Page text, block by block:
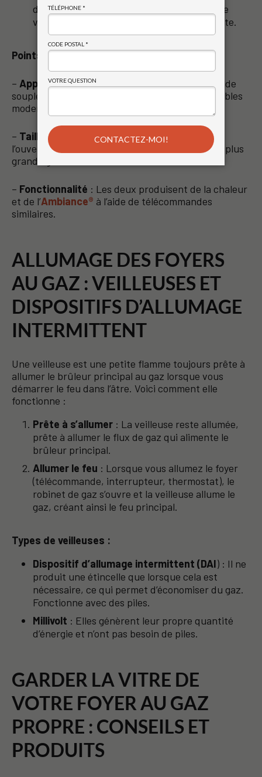
d' »encastrable ». L’évacuation
se faire
verticalement par la cheminée déjà existante.
Points clés :
– Application: Les foyers offrent une plus grande
souplesse d’installation, tandis que les encastrables
modernisent les foyers existants.
– Taille
: Les encastrables sont limités par
l’ouverture du foyer existant, les foyers ont une plus
grande gamme de tailles.
– Fonctionnalité : Les deux produisent de la chaleur
et de l’Ambiance® à l’aide de télécommandes
similaires.
ALLUMAGE DES FOYERS
AU GAZ : VEILLEUSES ET
DISPOSITIFS D’ALLUMAGE
INTERMITTENT
Une veilleuse est une petite flamme toujours prête à
allumer le brûleur principal au gaz lorsque vous
démarrer le feu dans l’âtre. Voici comment elle
fonctionne :
Prête à s’allumer : La veilleuse reste allumée,
prête à allumer le flux de gaz qui alimente le
brûleur principal.
Allumer le feu : Lorsque vous allumez le foyer
(télécommande, interrupteur, thermostat), le
robinet de gaz s’ouvre et la veilleuse allume le
gaz, créant ainsi le feu principal.
Types de veilleuses :
Dispositif d’allumage intermittent (DAI) : Il ne
produit une étincelle que lorsque cela est
nécessaire, ce qui permet d’économiser du gaz.
Fonctionne avec des piles.
Millivolt : Elles génèrent leur propre quantité
d’énergie et n’ont pas besoin de piles.
GARDER LA VITRE DE
VOTRE FOYER AU GAZ
PROPRE : CONSEILS ET
PRODUITS